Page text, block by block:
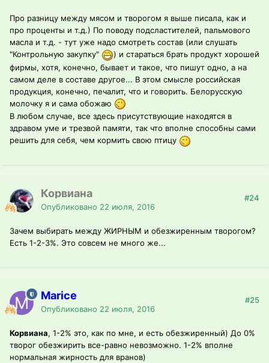
Про разницу между мясом и творогом я выше писала, как и
про проценты и т.д.) По поводу подсластителей, пальмового
масла и т.д. - тут уже надо смотреть состав (или слушать
"Контрольную закупку"
) и стараться брать продукт хорошей
фирмы, хотя, конечно, бывает и такое, что пишут одно, а на
самом деле в составе другое... В этом смысле российская
продукция, конечно, печалит, что и говорить. Белорусскую
молочку я и сама обожаю
В любом случае, все здесь присутствующие находятся в
здравом уме и трезвой памяти, так что вполне способны сами
решить для себя, чем кормить свою птицу
Корвиана
Опубликовано 22 июля, 2016
#24
Зачем выбирать между ЖИРНЫМ и обезжиренным творогом?
Есть 1-2-3%. Это совсем не много же...
Marice
Опубликовано 22 июля, 2016
#25
Корвиана, 1-2% это, как по мне, и есть обезжиренный) До 0%
творог обезжирить все-равно невозможно. 1-2% вполне
нормальная жирность для вранов)